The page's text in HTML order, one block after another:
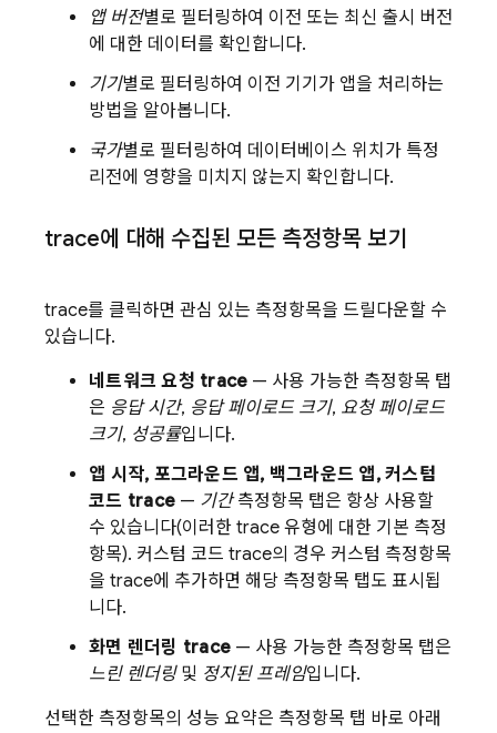
앱 버전별로 필터링하여 이전 또는 최신 출시 버전
에 대한 데이터를 확인합니다.
기기별로 필터링하여 이전 기기가 앱을 처리하는
방법을 알아봅니다.
국가별로 필터링하여 데이터베이스 위치가 특정
리전에 영향을 미치지 않는지 확인합니다.
trace에 대해 수집된 모든 측정항목 보기
trace를 클릭하면 관심 있는 측정항목을 드릴다운할 수
있습니다.
네트워크 요청 trace — 사용 가능한 측정항목 탭
은 응답 시간, 응답 페이로드 크기, 요청 페이로드
크기, 성공률입니다.
앱 시작, 포그라운드 앱, 백그라운드 앱, 커스텀
코드 trace — 기간측정항목 탭은 항상 사용할
수 있습니다(이러한 trace 유형에 대한 기본 측정
항목). 커스텀 코드 trace의 경우 커스텀 측정항목
을 trace에 추가하면 해당 측정항목 탭도 표시됩
니다.
화면 렌더링 trace — 사용 가능한 측정항목 탭은
느린 렌더링및 정지된 프레임입니다.
선택한 측정항목의 성능 요약은 측정항목 탭 바로 아래